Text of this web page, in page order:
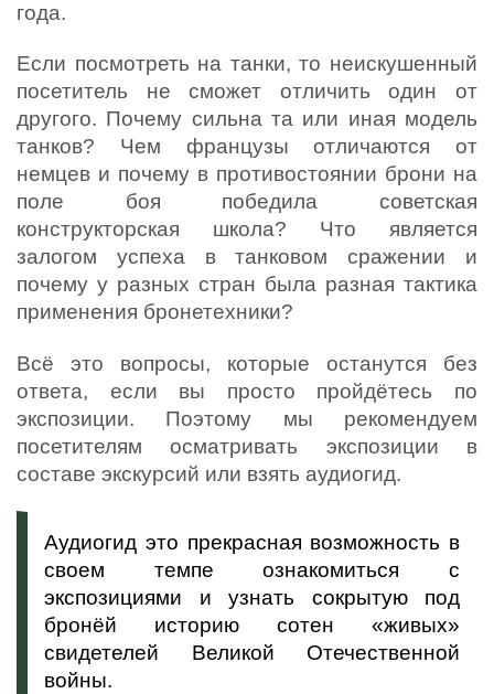
года.
Если посмотреть на танки, то неискушенный
посетитель не сможет отличить один от
другого. Почему сильна та или иная модель
танков? Чем французы отличаются от
немцев и почему в противостоянии брони на
поле боя победила советская
конструкторская школа? Что является
залогом успеха в танковом сражении и
почему у разных стран была разная тактика
применения бронетехники?
Всё это вопросы, которые останутся без
ответа, если вы просто пройдётесь по
экспозиции. Поэтому мы рекомендуем
посетителям осматривать экспозиции в
составе экскурсий или взять аудиогид.
Аудиогид это прекрасная возможность в
своем темпе ознакомиться с
экспозициями и узнать сокрытую под
бронёй историю сотен «живых»
свидетелей Великой Отечественной
войны.